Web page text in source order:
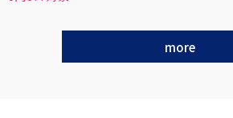
more